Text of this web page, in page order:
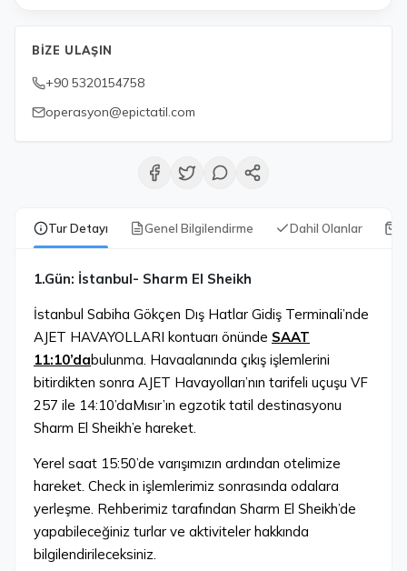
Tur Detayı Genel Bilgilendirme Dahil Olanlar
1.Gün: İstanbul- Sharm El Sheikh
İstanbul Sabiha Gökçen Dış Hatlar Gidiş Terminali’nde
AJET HAVAYOLLARI kontuarı önünde SAAT
11:10’dabulunma. Havaalanında çıkış işlemlerini
bitirdikten sonra AJET Havayolları’nın tarifeli uçuşu VF
257 ile 14:10’daMısır’ın egzotik tatil destinasyonu
Sharm El Sheikh’e hareket.
Yerel saat 15:50’de varışımızın ardından otelimize
hareket. Check in işlemlerimiz sonrasında odalara
yerleşme. Rehberimiz tarafından Sharm El Sheikh’de
yapabileceğiniz turlar ve aktiviteler hakkında
bilgilendirileceksiniz.
BIZE ULAŞIN
+90 5320154758
operasyon@epictatil.com